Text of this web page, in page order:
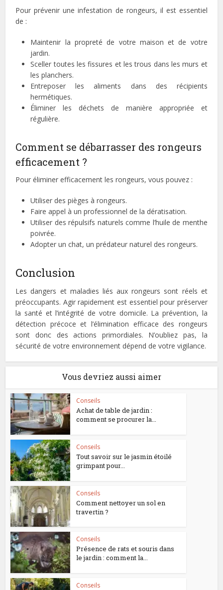
Pour prévenir une infestation de rongeurs, il est essentiel
de :
Maintenir la propreté de votre maison et de votre
jardin.
Sceller toutes les fissures et les trous dans les murs et
les planchers.
Entreposer les aliments dans des récipients
hermétiques.
Éliminer les déchets de manière appropriée et
régulière.
Comment se débarrasser des rongeurs
efficacement ?
Pour éliminer efficacement les rongeurs, vous pouvez :
Utiliser des pièges à rongeurs.
Faire appel à un professionnel de la dératisation.
Utiliser des répulsifs naturels comme l’huile de menthe
poivrée.
Adopter un chat, un prédateur naturel des rongeurs.
Conclusion
Les dangers et maladies liés aux rongeurs sont réels et
préoccupants. Agir rapidement est essentiel pour préserver
la santé et l’intégrité de votre domicile. La prévention, la
détection précoce et l’élimination efficace des rongeurs
sont donc des actions primordiales. N’oubliez pas, la
sécurité de votre environnement dépend de votre vigilance.
Vous devriez aussi aimer
Conseils
Achat de table de jardin :
comment se procurer la...
Conseils
Tout savoir sur le jasmin étoilé
grimpant pour...
Conseils
Comment nettoyer un sol en
travertin ?
Conseils
Présence de rats et souris dans
le jardin : comment la...
Conseils